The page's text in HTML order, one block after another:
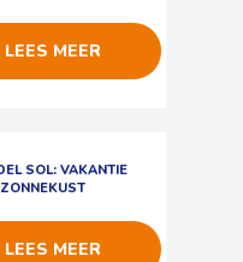
LEES MEER
SOL: VAKANTIE
LEES MEER